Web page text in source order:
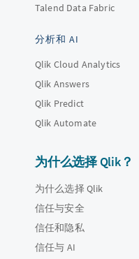
Talend Data Fabric
分析和 AI
Qlik Cloud Analytics
Qlik Answers
Qlik Predict
Qlik Automate
为什么选择 Qlik？
为什么选择 Qlik
信任与安全
信任和隐私
信任与 AI